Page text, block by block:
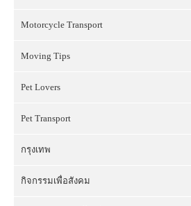
Motorcycle Transport
Moving Tips
Pet Lovers
Pet Transport
กรุงเทพ
กิจกรรมเพื่อสังคม